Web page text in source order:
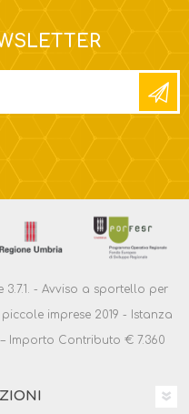
3.7.1. - Avviso a sportello per
imprese 2019 - Istanza
– Importo Contributo € 7.360